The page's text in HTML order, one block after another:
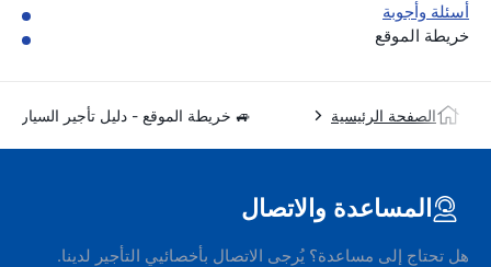
أسئلة وأجوبة
خريطة الموقع
الصفحة الرئيسية 🚙 خريطة الموقع - دليل تأجير السيارات
المساعدة والاتصال
هل تحتاج إلى مساعدة؟ يُرجى الاتصال بأخصائيي التأجير لدينا.